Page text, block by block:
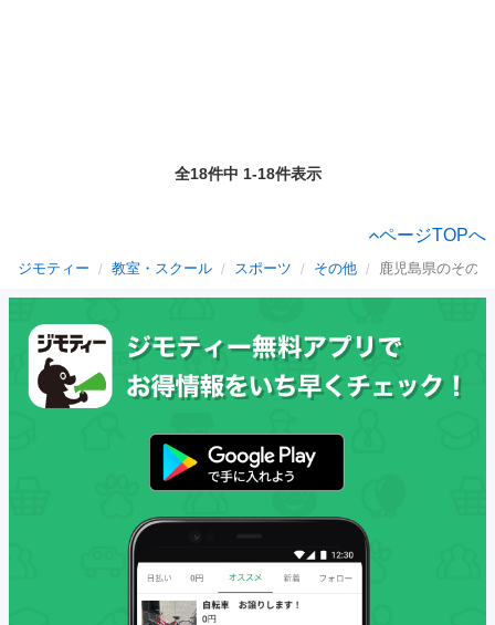
全18件中 1-18件表示
ページTOPへ
ジモティー 教室・スクール スポーツ その他 鹿児島県のその他